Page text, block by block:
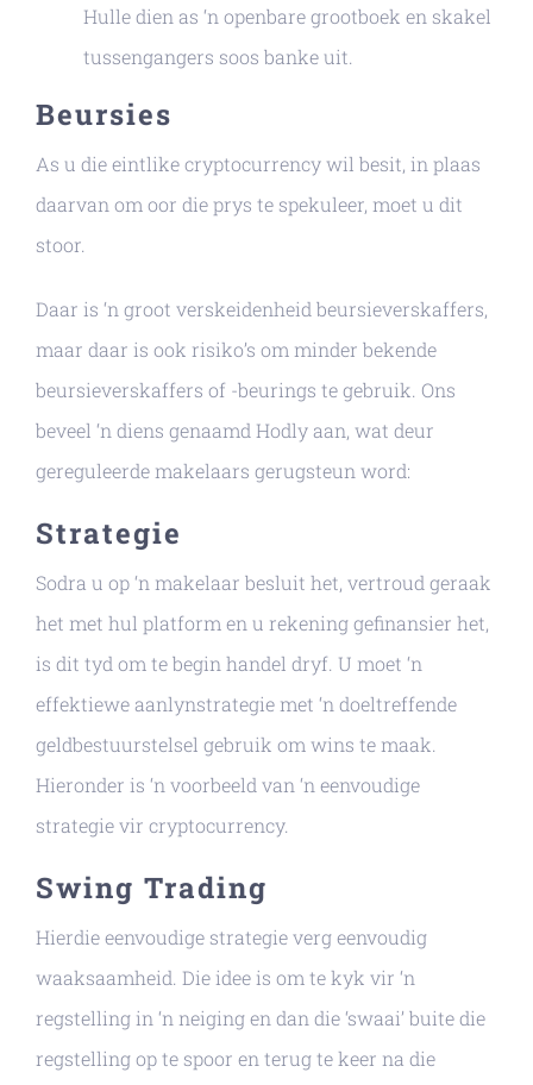
Hulle dien as ‘n openbare grootboek en skakel
tussengangers soos banke uit.
Beursies
As u die eintlike cryptocurrency wil besit, in plaas
daarvan om oor die prys te spekuleer, moet u dit
stoor.
Daar is ‘n groot verskeidenheid beursieverskaffers,
maar daar is ook risiko’s om minder bekende
beursieverskaffers of -beurings te gebruik. Ons
beveel ‘n diens genaamd Hodly aan, wat deur
gereguleerde makelaars gerugsteun word:
Strategie
Sodra u op ‘n makelaar besluit het, vertroud geraak
het met hul platform en u rekening gefinansier het,
is dit tyd om te begin handel dryf. U moet ‘n
effektiewe aanlynstrategie met ‘n doeltreffende
geldbestuurstelsel gebruik om wins te maak.
Hieronder is ‘n voorbeeld van ‘n eenvoudige
strategie vir cryptocurrency.
Swing Trading
Hierdie eenvoudige strategie verg eenvoudig
waaksaamheid. Die idee is om te kyk vir ‘n
regstelling in ‘n neiging en dan die ‘swaai’ buite die
regstelling op te spoor en terug te keer na die